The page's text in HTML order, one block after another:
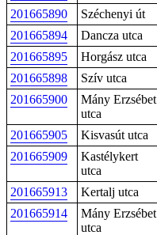
201665890
Széchenyi út
201665894
Dancza utca
201665895
Horgász utca
201665898
Szív utca
201665900
Mány Erzsébet
utca
201665905 Kisvasút utca
201665909
Kastélykert
utca
201665913 Kertalj utca
201665914
Mány Erzsébet
utca